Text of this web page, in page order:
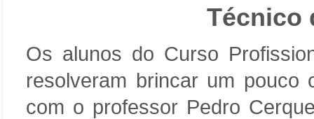
Técnico
Os alunos do Curso
resolveram brincar um
com o professor Pedro